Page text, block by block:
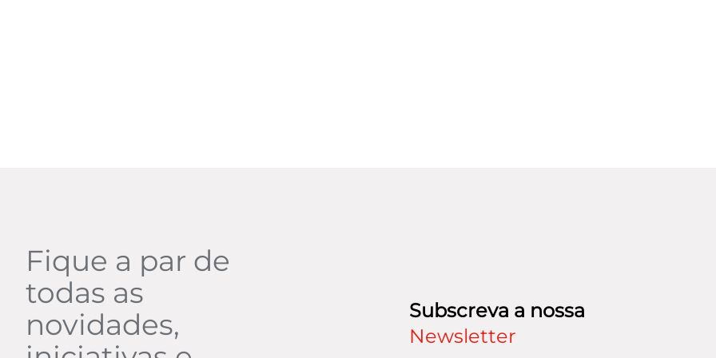
Fique a par de
todas as
novidades,
Subscreva a nossa
Newsletter